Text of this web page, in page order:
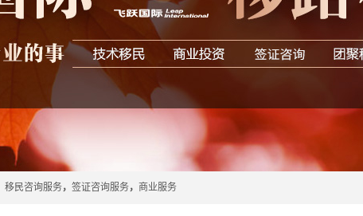
移民咨询服务， 签证咨询服务， 商业服务